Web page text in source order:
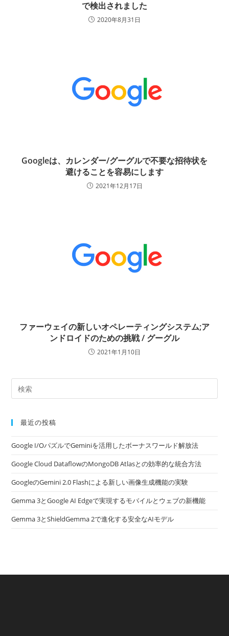
で検出されました
2020年8月31日
Googleは、カレンダー/グーグルで不要な招待状を
避けることを容易にします
2021年12月17日
ファーウェイの新しいオペレーティングシステム;ア
ンドロイドのための挑戦 / グーグル
2021年1月10日
最近の投稿
Google I/OパズルでGeminiを活用したボーナスワールド解放法
Google Cloud DataflowのMongoDB Atlasとの効率的な統合方法
GoogleのGemini 2.0 Flashによる新しい画像生成機能の実験
Gemma 3とGoogle AI Edgeで実現するモバイルとウェブの新機能
Gemma 3とShieldGemma 2で進化する安全なAIモデル